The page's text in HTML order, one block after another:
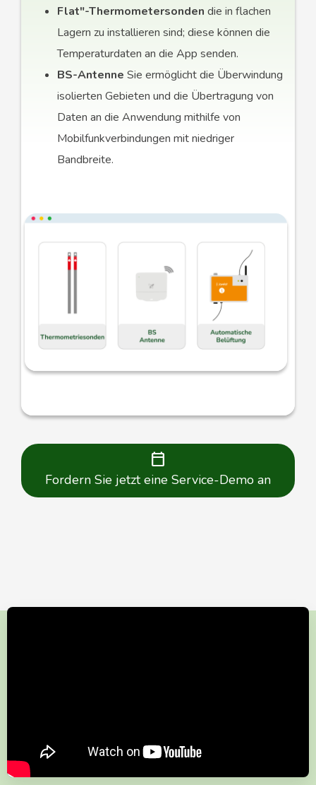
Flat"-Thermometersonden die in flachen
Lagern zu installieren sind; diese können die
Temperaturdaten an die App senden.
BS-Antenne Sie ermöglicht die Überwindung
isolierten Gebieten und die Übertragung von
Daten an die Anwendung mithilfe von
Mobilfunkverbindungen mit niedriger
Bandbreite.
um sie aus der Ferne zu steuern.
Erfahren Sie mehr über unsere Lösungen
calendar_today
Fordern Sie jetzt eine Service-Demo an